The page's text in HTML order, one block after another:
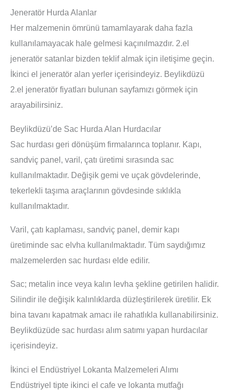
Jeneratör Hurda Alanlar
Her malzemenin ömrünü tamamlayarak daha fazla
kullanılamayacak hale gelmesi kaçınılmazdır. 2.el
jeneratör satanlar bizden teklif almak için iletişime geçin.
İkinci el jeneratör alan yerler içerisindeyiz. Beylikdüzü
2.el jeneratör fiyatları bulunan sayfamızı görmek için
arayabilirsiniz.
Beylikdüzü’de Sac Hurda Alan Hurdacılar
Sac hurdası geri dönüşüm firmalarınca toplanır. Kapı,
sandviç panel, varil, çatı üretimi sırasında sac
kullanılmaktadır. Değişik gemi ve uçak gövdelerinde,
tekerlekli taşıma araçlarının gövdesinde sıklıkla
kullanılmaktadır.
Varil, çatı kaplaması, sandviç panel, demir kapı
üretiminde sac elvha kullanılmaktadır. Tüm saydığımız
malzemelerden sac hurdası elde edilir.
Sac; metalin ince veya kalın levha şekline getirilen halidir.
Silindir ile değişik kalınlıklarda düzleştirilerek üretilir. Ek
bina tavanı kapatmak amacı ile rahatlıkla kullanabilirsiniz.
Beylikdüzüde sac hurdası alım satımı yapan hurdacılar
içerisindeyiz.
İkinci el Endüstriyel Lokanta Malzemeleri Alımı
Endüstriyel tipte ikinci el cafe ve lokanta mutfağı